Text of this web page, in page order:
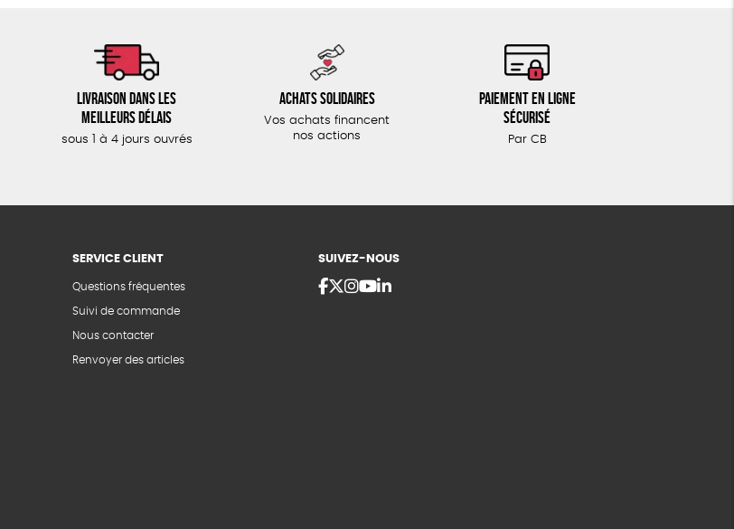
Livraison dans les
meilleurs délais
sous 1 à 4 jours ouvrés
Achats solidaires
Vos achats financent
nos actions
Paiement en ligne
sécurisé
Par CB
SERVICE CLIENT
Questions fréquentes
Suivi de commande
Nous contacter
Renvoyer des articles
SUIVEZ-NOUS